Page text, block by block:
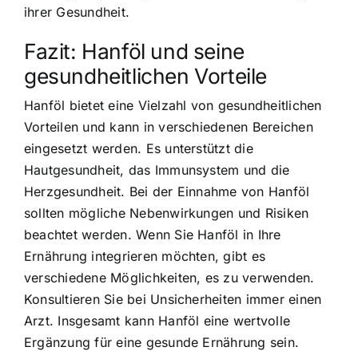
ihrer Gesundheit.
Fazit: Hanföl und seine
gesundheitlichen Vorteile
Hanföl bietet eine Vielzahl von gesundheitlichen
Vorteilen und kann in verschiedenen Bereichen
eingesetzt werden. Es unterstützt die
Hautgesundheit, das Immunsystem und die
Herzgesundheit. Bei der Einnahme von Hanföl
sollten mögliche Nebenwirkungen und Risiken
beachtet werden. Wenn Sie Hanföl in Ihre
Ernährung integrieren möchten, gibt es
verschiedene Möglichkeiten, es zu verwenden.
Konsultieren Sie bei Unsicherheiten immer einen
Arzt. Insgesamt kann Hanföl eine wertvolle
Ergänzung für eine gesunde Ernährung sein.